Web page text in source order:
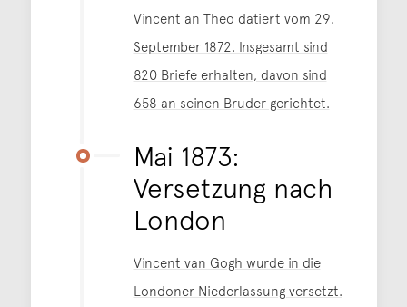
Vincent an Theo datiert vom 29.
September 1872. Insgesamt sind
820 Briefe erhalten, davon sind
658 an seinen Bruder gerichtet.
Mai 1873:
Versetzung nach
London
Vincent van Gogh wurde in die
Londoner Niederlassung versetzt.